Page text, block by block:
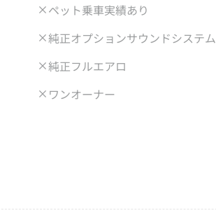
ペット乗車実績あり
純正オプションサウンドシステム
純正フルエアロ
ワンオーナー